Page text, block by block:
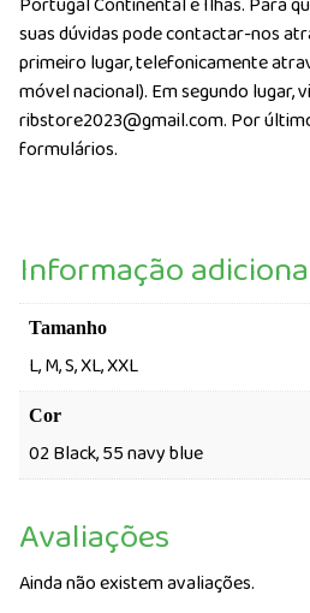
suas dúvidas pode contactar-nos
primeiro lugar, telefonicamente
móvel nacional). Em segundo lugar,
ribstore2023@gmail.com. Por
formulários.
Informação
Tamanho
L, M, S, XL, XXL
Cor
02 Black, 55 navy blue
Avaliações
Ainda não existem avaliações.